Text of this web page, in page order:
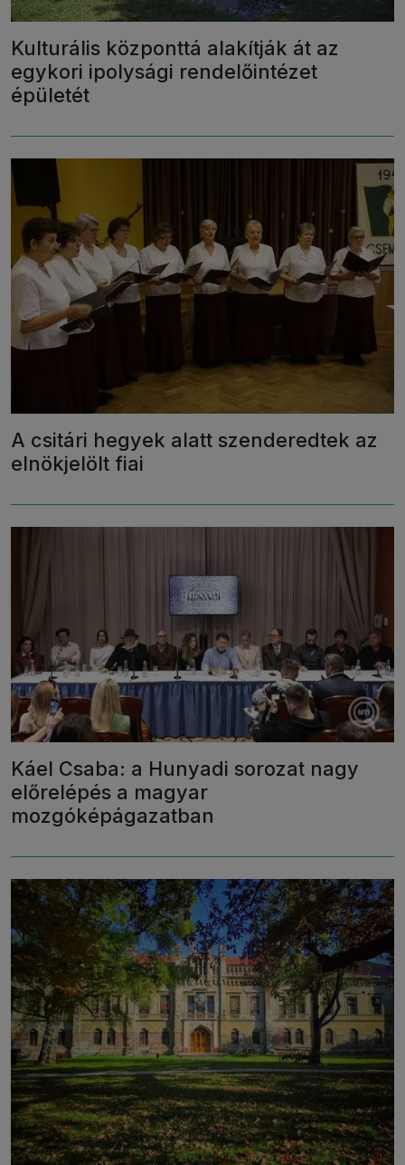
Kulturális központtá alakítják át az
egykori ipolysági rendelőintézet
épületét
A csitári hegyek alatt szenderedtek az
elnökjelölt fiai
Káel Csaba: a Hunyadi sorozat nagy
előrelépés a magyar
mozgóképágazatban